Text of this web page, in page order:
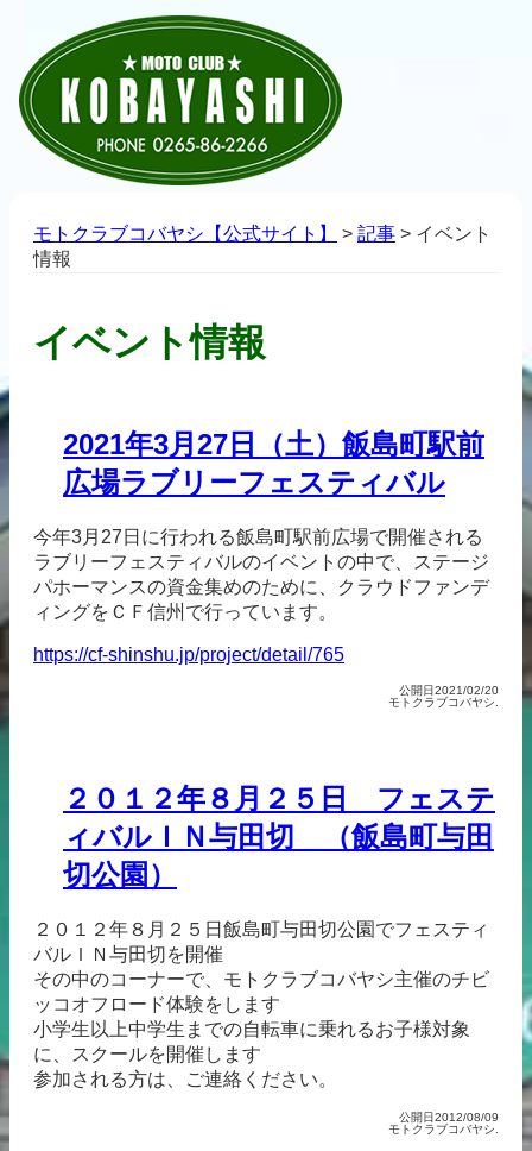
モトクラブコバヤシ【公式サイト】 > 記事 > イベント
情報
イベント情報
2021年3月27日（土）飯島町駅前
広場ラブリーフェスティバル
今年3月27日に行われる飯島町駅前広場で開催される
ラブリーフェスティバルのイベントの中で、ステージ
パホーマンスの資金集めのために、クラウドファンデ
ィングをＣＦ信州で行っています。
https://cf-shinshu.jp/project/detail/765
公開日2021/02/20
モトクラブコバヤシ.
２０１２年８月２５日 フェステ
ィバルＩＮ与田切 （飯島町与田
切公園）
２０１２年８月２５日飯島町与田切公園でフェスティ
バルＩＮ与田切を開催
その中のコーナーで、モトクラブコバヤシ主催のチビ
ッコオフロード体験をします
小学生以上中学生までの自転車に乗れるお子様対象
に、スクールを開催します
参加される方は、ご連絡ください。
公開日2012/08/09
モトクラブコバヤシ.